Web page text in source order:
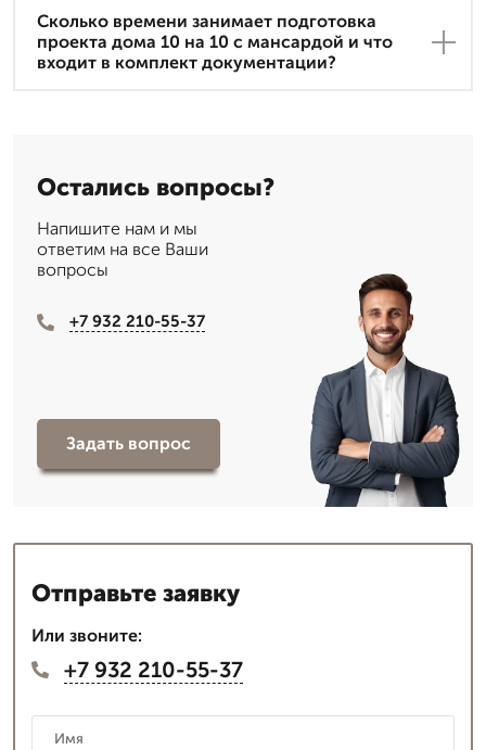
Сколько времени занимает подготовка
проекта дома 10 на 10 с мансардой и что
входит в комплект документации?
Остались вопросы?
Напишите нам и мы
ответим на все Ваши
вопросы
+7 932 210-55-37
Задать вопрос
Отправьте заявку
Или звоните:
+7 932 210-55-37